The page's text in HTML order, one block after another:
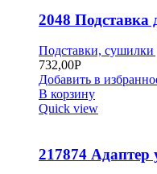
2048 Подставка
Подставки, сушилки
732,00Р
Добавить в
В корзину
Quick view
217874 Адаптер